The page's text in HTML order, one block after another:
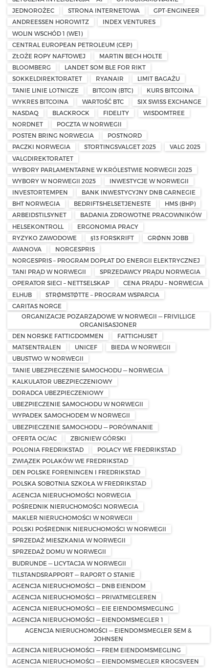
JEDNOROŻEC
STRONA INTERNETOWA
GPT-ENGINEER
ANDREESSEN HOROWITZ
INDEX VENTURES
WOLIN WSCHÓD 1 (WE1)
CENTRAL EUROPEAN PETROLEUM (CEP)
ZŁOŻE ROPY NAFTOWEJ
MARTIN BECH HOLTE
BLOOMBERG
LANDET SOM BLE FOR RIKT
SOKKELDIREKTORATET
RYANAIR
LIMIT BAGAŻU
TANIE LINIE LOTNICZE
BITCOIN (BTC)
KURS BITCOINA
WYKRES BITCOINA
WARTOŚĆ BTC
SIX SWISS EXCHANGE
NASDAQ
BLACKROCK FIDELITY
WISDOMTREE
NORDNET
POCZTA W NORWEGII
POSTEN BRING NORWEGIA
POSTNORD
PACZKI NORWEGIA
STORTINGSVALGET 2025
VALG 2025
VALGDIREKTORATET
WYBORY PARLAMENTARNE W KRÓLESTWIE NORWEGII 2025
WYBORY W NORWEGII 2025
INWESTYCJE W NORWEGII
INVESTORTEMPEN
BANK INWESTYCYJNY DNB CARNEGIE
BHT NORWEGIA
BEDRIFTSHELSETJENESTE
HMS (BHP)
ARBEIDSTILSYNET
BADANIA ZDROWOTNE PRACOWNIKÓW
HELSEKONTROLL
ERGONOMIA PRACY
RYZYKO ZAWODOWE
§13 FORSKRIFT
GRØNN JOBB
AVANOVA
NORGESPRIS
NORGESPRIS – PROGRAM DOPŁAT DO ENERGII ELEKTRYCZNEJ
TANI PRĄD W NORWEGII
SPRZEDAWCY PRĄDU NORWEGIA
OPERATOR SIECI – NETTSELSKAP
CENA PRĄDU – NORWEGIA
ELHUB
STRØMSTØTTE – PROGRAM WSPARCIA
CARITAS NORGE
ORGANIZACJE POZARZĄDOWE W NORWEGII — FRIVILLIGE
ORGANISASJONER
DEN NORSKE FATTIGDOMMEN
FATTIGHUSET
MATSENTRALEN
UNICEF
BIEDA W NORWEGII
UBUSTWO W NORWEGII
TANIE UBEZPIECZENIE SAMOCHODU — NORWEGIA
KALKULATOR UBEZPIECZENIOWY
DORADCA UBEZPIECZENIOWY
UBEZPIECZENIE SAMOCHODU W NORWEGII
WYPADEK SAMOCHODEM W NORWEGII
UBEZPIECZENIE SAMOCHODU — PORÓWNANIE
OFERTA OC/AC
ZBIGNIEW GÓRSKI
POLONIA FREDRIKSTAD
POLACY WE FREDRIKSTAD
ZWIĄZEK POLAKÓW WE FREDRIKSTAD
DEN POLSKE FORENINGEN I FREDRIKSTAD
POLSKA SOBOTNIA SZKOŁA W FREDRIKSTAD
AGENCJA NIERUCHOMOŚCI NORWEGIA
POŚREDNIK NIERUCHOMOŚCI NORWEGIA
MAKLER NIERUCHOMOŚCI W NORWEGII
POLSKI POŚREDNIK NIERUCHOMOŚCI W NORWEGII
SPRZEDAŻ MIESZKANIA W NORWEGII
SPRZEDAŻ DOMU W NORWEGII
BUDRUNDE — LICYTACJA W NORWEGII
TILSTANDSRAPPORT — RAPORT O STANIE
AGENCJA NIERUCHOMOŚCI — DNB EIENDOM
AGENCJA NIERUCHOMOŚCI — PRIVATMEGLEREN
AGENCJA NIERUCHOMOŚCI — EIE EIENDOMSMEGLING
AGENCJA NIERUCHOMOŚCI — EIENDOMSMEGLER 1
AGENCJA NIERUCHOMOŚCI — EIENDOMSMEGLER SEM &
JOHNSEN
AGENCJA NIERUCHOMOŚCI — FREM EIENDOMSMEGLING
AGENCJA NIERUCHOMOŚCI — EIENDOMSMEGLER KROGSVEEN